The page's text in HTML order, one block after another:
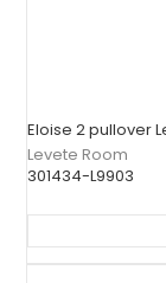
Eloise 2 pullover
Levete Room
301434-L9903